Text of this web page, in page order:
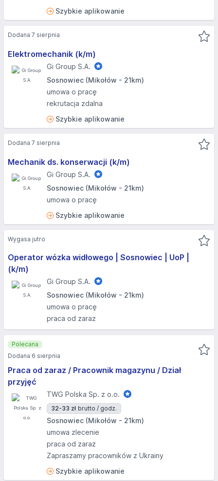
Szybkie aplikowanie
Elektromechanik (k/m)
Gi Group S.A.
Sosnowiec (Mikołów - 21km)
umowa o pracę
rekrutacja zdalna
Szybkie aplikowanie
Dodana 7 sierpnia
Mechanik ds. konserwacji (k/m)
Gi Group S.A.
Sosnowiec (Mikołów - 21km)
umowa o pracę
Szybkie aplikowanie
Dodana 7 sierpnia
Operator wózka widłowego | Sosnowiec | UoP |
(k/m)
Gi Group S.A.
Sosnowiec (Mikołów - 21km)
umowa o pracę
praca od zaraz
Wygasa jutro
Praca od zaraz / Pracownik magazynu / Dział
przyjęć
TWG Polska Sp. z o.o.
32-33 zł brutto / godz.
Sosnowiec (Mikołów - 21km)
umowa zlecenie
praca od zaraz
Zapraszamy pracowników z Ukrainy
Szybkie aplikowanie
Polecana
Dodana 6 sierpnia